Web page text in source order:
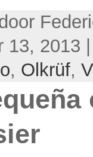
13, 2013
, Olkrüf,